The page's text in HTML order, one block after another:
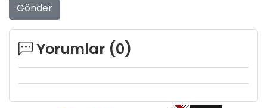
Gönder
Yorumlar (0)